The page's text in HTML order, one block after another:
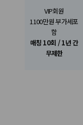
VIP회원
1100만원 부가세포
함
매칭 10회 / 1년 간
무제한